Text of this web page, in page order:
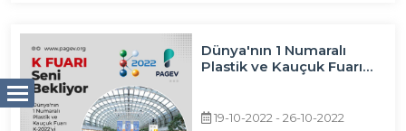
Dünya'nın 1 Numaralı
Plastik ve Kauçuk Fuarı
19-10-2022 - 26-10-2022